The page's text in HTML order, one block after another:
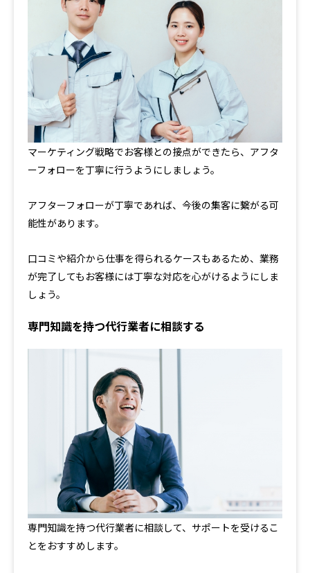
マーケティング戦略でお客様との接点ができたら、アフタ
ーフォローを丁寧に行うようにしましょう。
アフターフォローが丁寧であれば、今後の集客に繋がる可
能性があります。
口コミや紹介から仕事を得られるケースもあるため、業務
が完了してもお客様には丁寧な対応を心がけるようにしま
しょう。
専門知識を持つ代行業者に相談する
専門知識を持つ代行業者に相談して、サポートを受けるこ
とをおすすめします。